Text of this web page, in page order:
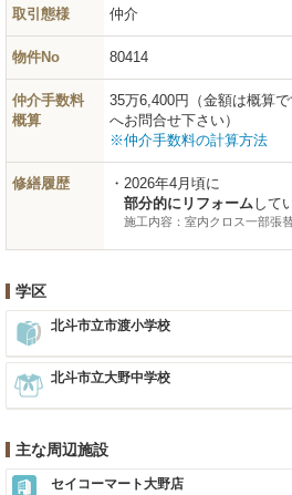
取引態様 仲介
物件No 80414
仲介手数料
概算
35万6,400円（金額は概算
へお問合せ下さい）
※仲介手数料の計算方法
修繕履歴
2026年4月頃に
部分的にリフォーム して
施工内容：室内クロス一部張
学区
北斗市立市渡小学校
北斗市立大野中学校
主な周辺施設
セイコーマート大野店